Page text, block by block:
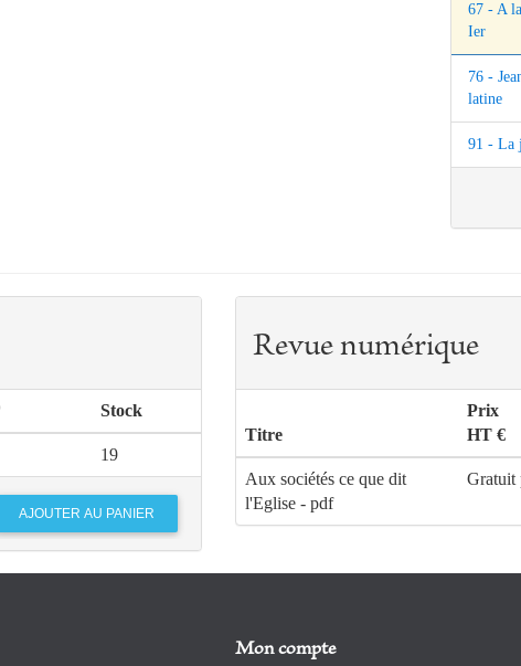
67 - A
Ier
76 -
latine
91 - La
Stock
19
Revue numérique
Titre
Prix
HT €
Aux sociétés ce que dit
l'Eglise - pdf
Gratuit
Mon compte